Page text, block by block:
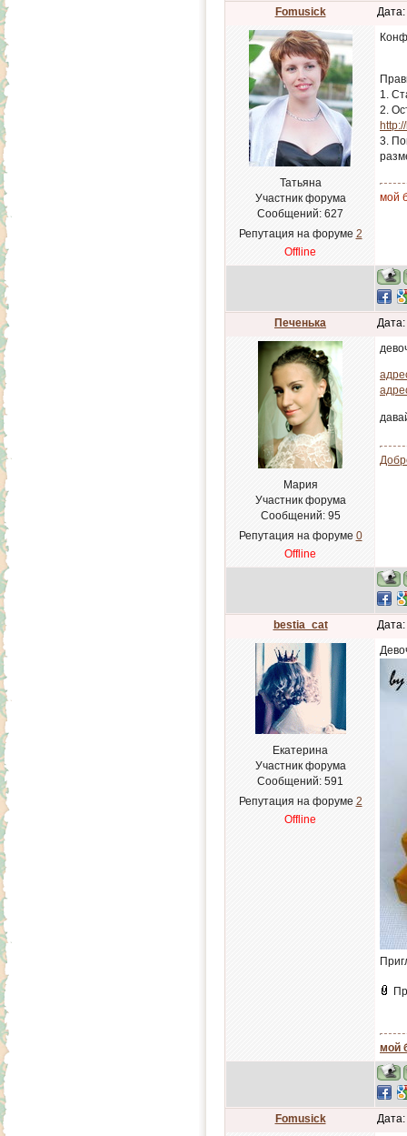
Fomusick
Татьяна
Участник форума
Сообщений: 627
Репутация на форуме 2
Offline
1.
2.
3.
мой
Печенька
Мария
Участник форума
Сообщений: 95
Репутация на форуме 0
Offline
bestia_cat
Екатерина
Участник форума
Сообщений: 591
Репутация на форуме 2
Offline
мой
Fomusick